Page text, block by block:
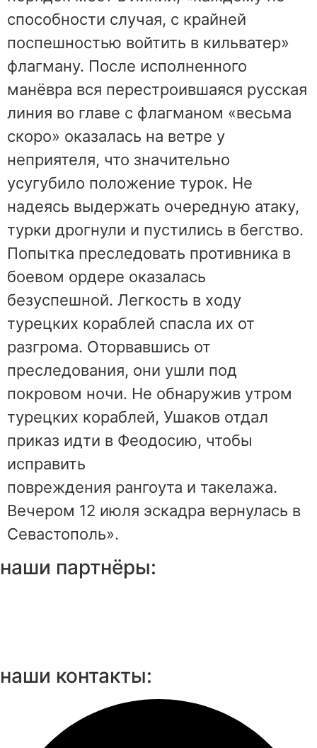
способности случая, с крайней
поспешностью войтить в кильватер»
флагману. После исполненного
манёвра вся перестроившаяся русская
линия во главе с флагманом «весьма
скоро» оказалась на ветре у
неприятеля, что значительно
усугубило положение турок. Не
надеясь выдержать очередную атаку,
турки дрогнули и пустились в бегство.
Попытка преследовать противника в
боевом ордере оказалась
безуспешной. Легкость в ходу
турецких кораблей спасла их от
разгрома. Оторвавшись от
преследования, они ушли под
покровом ночи. Не обнаружив утром
турецких кораблей, Ушаков отдал
приказ идти в Феодосию, чтобы
исправить
повреждения рангоута и такелажа.
Вечером 12 июля эскадра вернулась в
Севастополь».
наши партнёры:
наши контакты: